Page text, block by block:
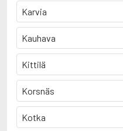
Karvia
Kauhava
Kittilä
Korsnäs
Kotka